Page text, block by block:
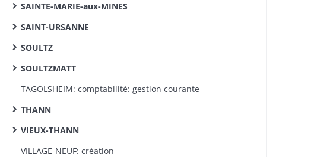
SAINTE-MARIE-aux-MINES
SAINT-URSANNE
SOULTZ
SOULTZMATT
TAGOLSHEIM: comptabilité: gestion courante
THANN
VIEUX-THANN
VILLAGE-NEUF: création